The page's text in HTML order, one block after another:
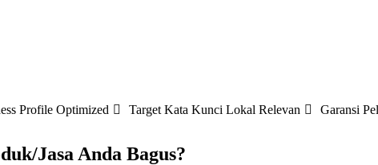
Profile Optimized Target Kata Kunci Lokal Relevan Garansi
Jasa Anda Bagus?